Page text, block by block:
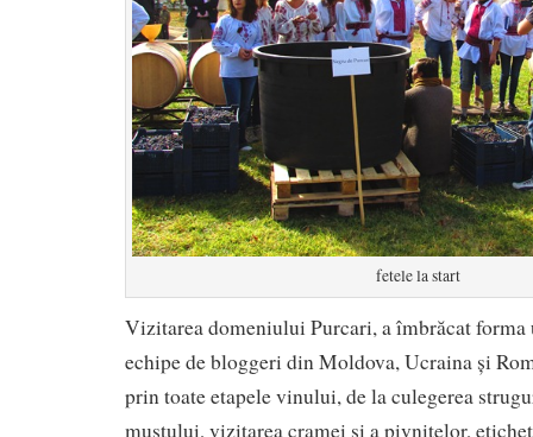
fetele la start
Vizitarea domeniului Purcari, a îmbrăcat
echipe de bloggeri din Moldova, Ucraina și
prin toate etapele vinului, de la culegerea
mustului, vizitarea cramei și a pivnițelor,